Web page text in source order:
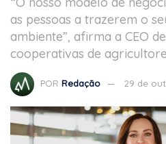
as pessoas a trazerem o
ambiente”, afirma a CEO
cooperativas de
POR Redação 29 de